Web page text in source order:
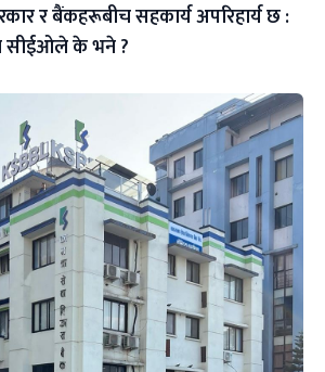
र बैंकहरूबीच सहकार्य अपरिहार्य छ :
सीईओले के भने ?